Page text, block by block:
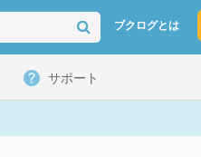
ブクログとは
サポート